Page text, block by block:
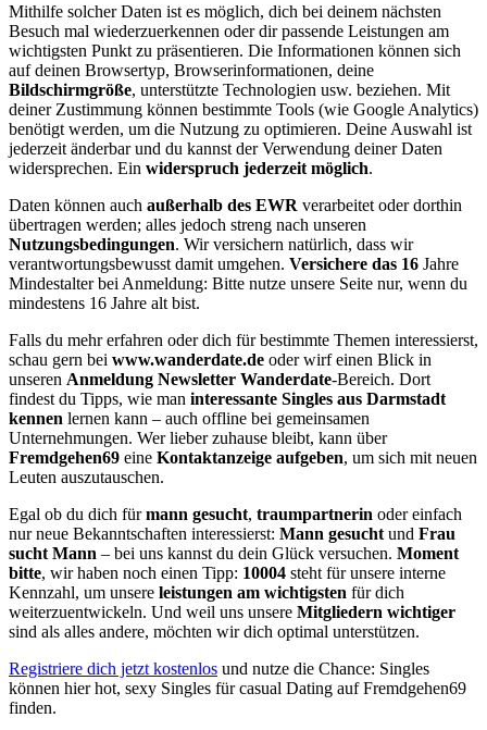
Mithilfe solcher Daten ist es möglich, dich bei deinem nächsten
Besuch mal wiederzuerkennen oder dir passende Leistungen am
wichtigsten Punkt zu präsentieren. Die Informationen können sich
auf deinen Browsertyp, Browserinformationen, deine
Bildschirmgröße, unterstützte Technologien usw. beziehen. Mit
deiner Zustimmung können bestimmte Tools (wie Google Analytics)
benötigt werden, um die Nutzung zu optimieren. Deine Auswahl ist
jederzeit änderbar und du kannst der Verwendung deiner Daten
widersprechen. Ein widerspruch jederzeit möglich.
Daten können auch außerhalb des EWR verarbeitet oder dorthin
übertragen werden; alles jedoch streng nach unseren
Nutzungsbedingungen. Wir versichern natürlich, dass wir
verantwortungsbewusst damit umgehen. Versichere das 16 Jahre
Mindestalter bei Anmeldung: Bitte nutze unsere Seite nur, wenn du
mindestens 16 Jahre alt bist.
Falls du mehr erfahren oder dich für bestimmte Themen interessierst,
schau gern bei www.wanderdate.de oder wirf einen Blick in
unseren Anmeldung Newsletter Wanderdate-Bereich. Dort
findest du Tipps, wie man interessante Singles aus Darmstadt
kennen lernen kann – auch offline bei gemeinsamen
Unternehmungen. Wer lieber zuhause bleibt, kann über
Fremdgehen69 eine Kontaktanzeige aufgeben, um sich mit neuen
Leuten auszutauschen.
Egal ob du dich fürmann gesucht, traumpartnerin oder einfach
nur neue Bekanntschaften interessierst: Mann gesucht und Frau
sucht Mann – bei uns kannst du dein Glück versuchen. Moment
bitte, wir haben noch einen Tipp: 10004 steht für unsere interne
Kennzahl, um unsere leistungen am wichtigsten für dich
weiterzuentwickeln. Und weil uns unsere Mitgliedern wichtiger
sind als alles andere, möchten wir dich optimal unterstützen.
Registriere dich jetzt kostenlos und nutze die Chance: Singles
können hier hot, sexy Singles für casual Dating auf Fremdgehen69
finden.